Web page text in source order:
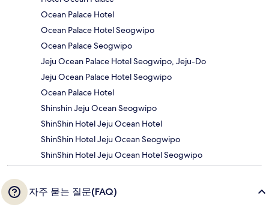
Ocean Palace Hotel
Ocean Palace Hotel Seogwipo
Ocean Palace Seogwipo
Jeju Ocean Palace Hotel Seogwipo, Jeju-Do
Jeju Ocean Palace Hotel Seogwipo
Ocean Palace Hotel
Shinshin Jeju Ocean Seogwipo
ShinShin Hotel Jeju Ocean Hotel
ShinShin Hotel Jeju Ocean Seogwipo
ShinShin Hotel Jeju Ocean Hotel Seogwipo
자주 묻는 질문(FAQ)